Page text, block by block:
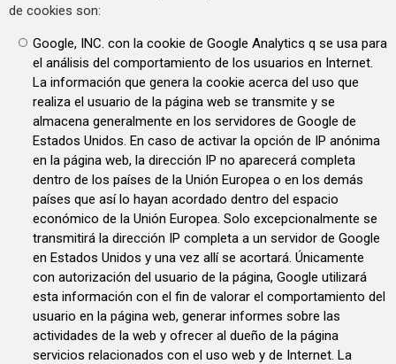
de cookies son:
Google, INC. con la cookie de Google Analytics q se usa para
el análisis del comportamiento de los usuarios en Internet.
La información que genera la cookie acerca del uso que
realiza el usuario de la página web se transmite y se
almacena generalmente en los servidores de Google de
Estados Unidos. En caso de activar la opción de IP anónima
en la página web, la dirección IP no aparecerá completa
dentro de los países de la Unión Europea o en los demás
países que así lo hayan acordado dentro del espacio
económico de la Unión Europea. Solo excepcionalmente se
transmitirá la dirección IP completa a un servidor de Google
en Estados Unidos y una vez allí se acortará. Únicamente
con autorización del usuario de la página, Google utilizará
esta información con el fin de valorar el comportamiento del
usuario en la página web, generar informes sobre las
actividades de la web y ofrecer al dueño de la página
servicios relacionados con el uso web y de Internet. La